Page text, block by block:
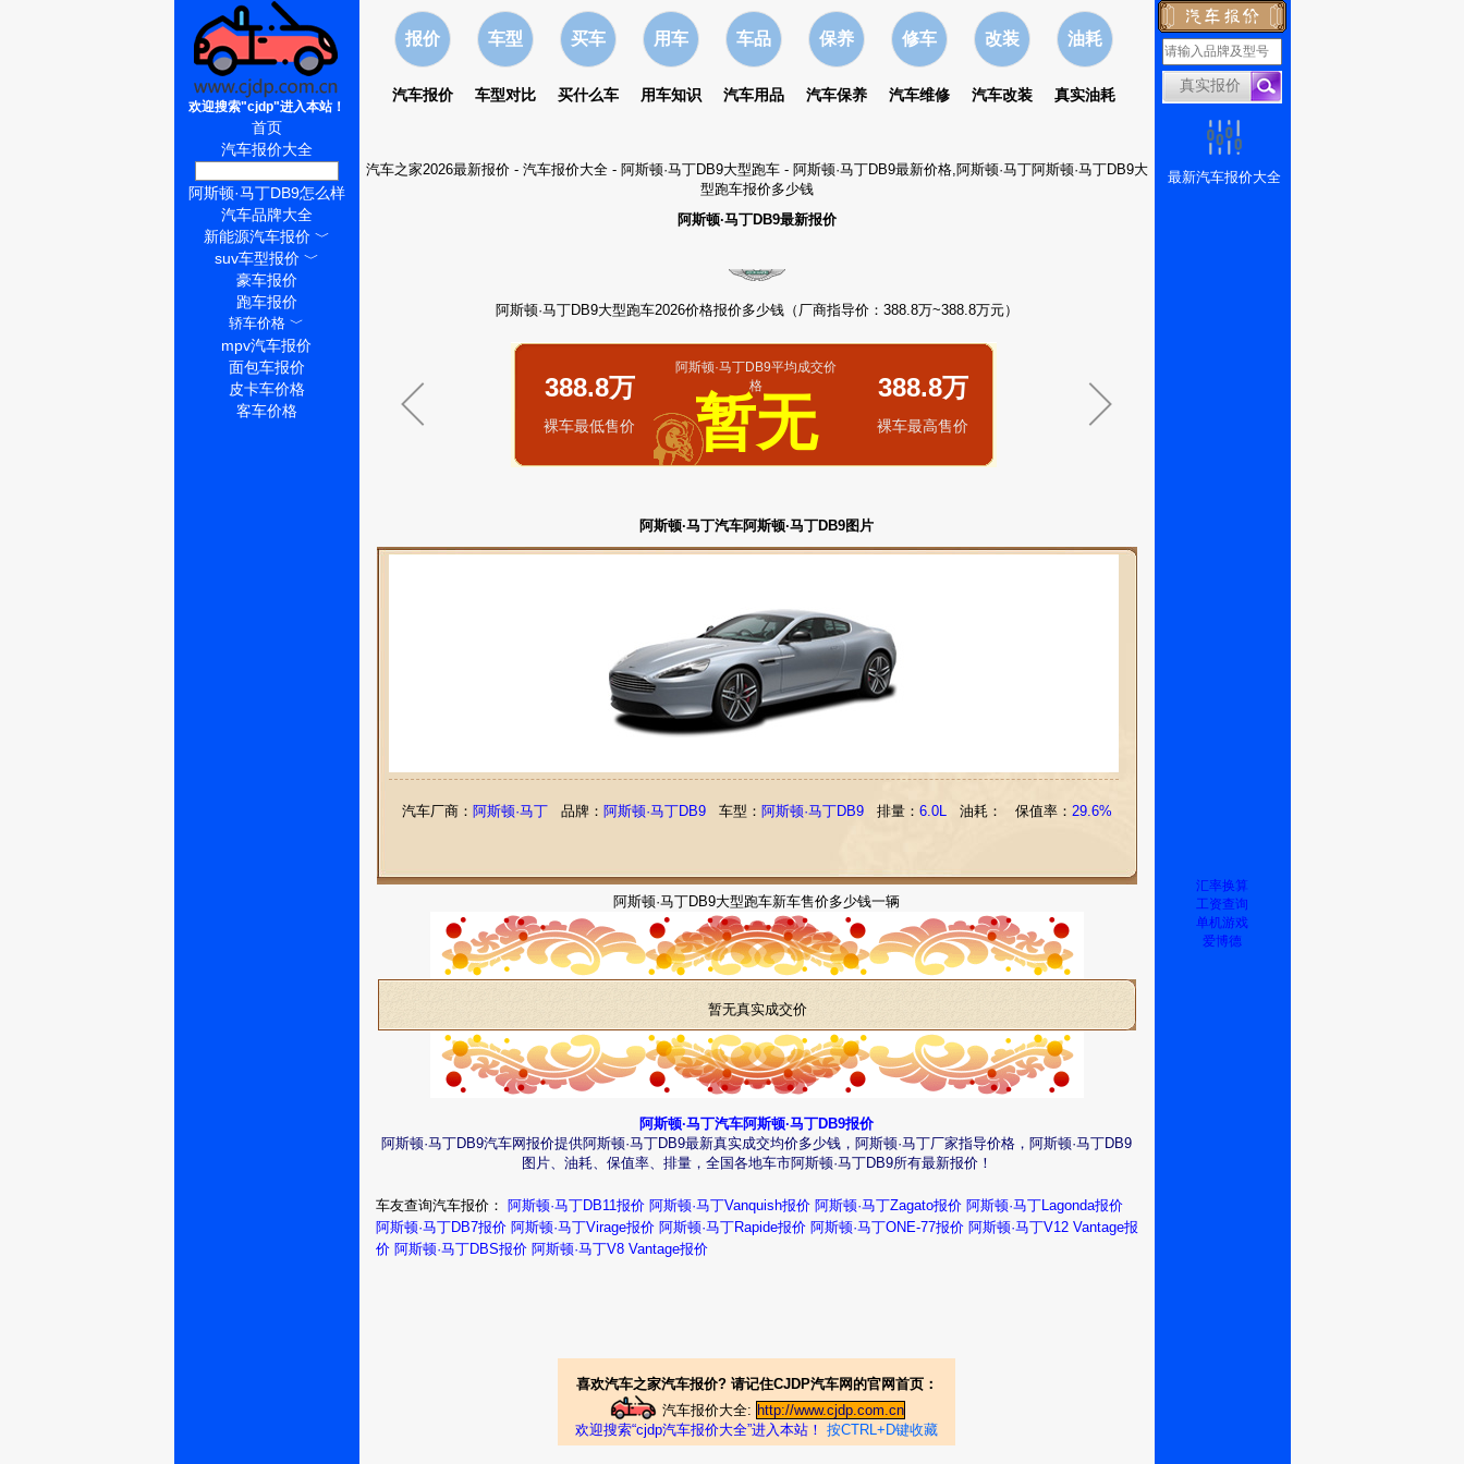
报价
汽车报价
车型
车型对比
买车
买什么车
用车
用车知识
车品
汽车用品
保养
汽车保养
修车
汽车维修
改装
汽车改装
油耗
真实油耗
汽车之家2026最新报价- 汽车报价大全- 阿斯顿·马丁DB9大型跑车- 阿斯顿·马丁DB9最新价格,阿斯顿·马丁阿斯顿·马丁DB9大
型跑车报价多少钱
阿斯顿·马丁DB9最新报价
阿斯顿·马丁DB9大型跑车2026价格报价多少钱（厂商指导价：388.8万~388.8万元）
388.8万
裸车最低售价
阿斯顿·马丁DB9平均成交价
格
暂无 388.8万
裸车最高售价
阿斯顿·马丁汽车阿斯顿·马丁DB9图片
汽车厂商： 阿斯顿·马丁品牌： 阿斯顿·马丁DB9车型： 阿斯顿·马丁DB9排量： 6.0L油耗： 保值率： 29.6%
阿斯顿·马丁DB9大型跑车新车售价多少钱一辆
暂无真实成交价
阿斯顿·马丁汽车阿斯顿·马丁DB9报价
阿斯顿·马丁DB9汽车网报价提供阿斯顿·马丁DB9最新真实成交均价多少钱，阿斯顿·马丁厂家指导价格，阿斯顿·马丁DB9
图片、油耗、保值率、排量，全国各地车市阿斯顿·马丁DB9所有最新报价！
车友查询汽车报价： 阿斯顿·马丁DB11报价 阿斯顿·马丁Vanquish报价 阿斯顿·马丁Zagato报价 阿斯顿·马丁Lagonda报价
阿斯顿·马丁DB7报价 阿斯顿·马丁Virage报价 阿斯顿·马丁Rapide报价 阿斯顿·马丁ONE-77报价 阿斯顿·马丁V12 Vantage报
价 阿斯顿·马丁DBS报价 阿斯顿·马丁V8 Vantage报价
喜欢汽车之家汽车报价? 请记住CJDP汽车网的官网首页：
汽车报价大全: http://www.cjdp.com.cn
欢迎搜索“cjdp汽车报价大全”进入本站！ 按CTRL+D键收藏
欢迎搜索"cjdp"进入本站！
首页
汽车报价大全
阿斯顿·马丁DB9怎么样
汽车品牌大全
新能源汽车报价﹀
suv车型报价﹀
豪车报价
跑车报价
轿车价格 ﹀
mpv汽车报价
面包车报价
皮卡车价格
客车价格
最新汽车报价大全
汇率换算
工资查询
单机游戏
爱博德